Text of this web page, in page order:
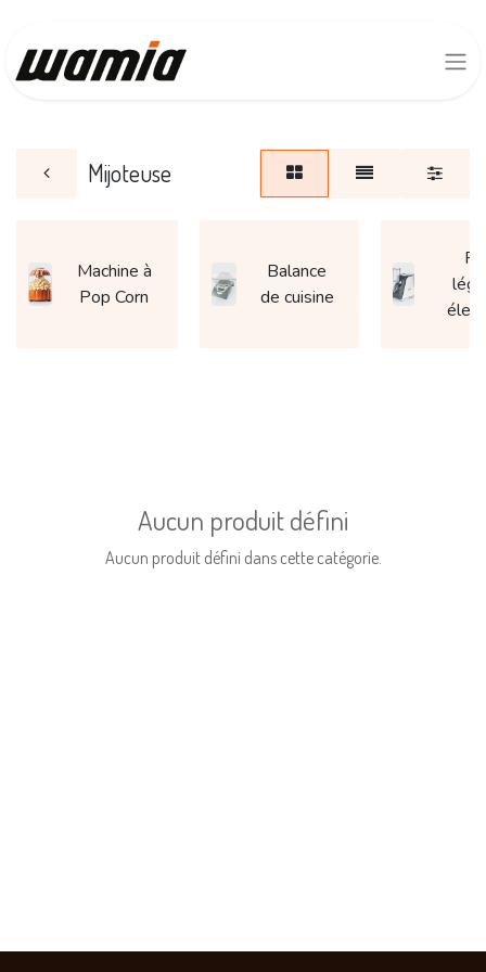
Mijoteuse
Machine à
Pop Corn
Balance
de cuisine
Aucun produit défini
Aucun produit défini dans cette catégorie.